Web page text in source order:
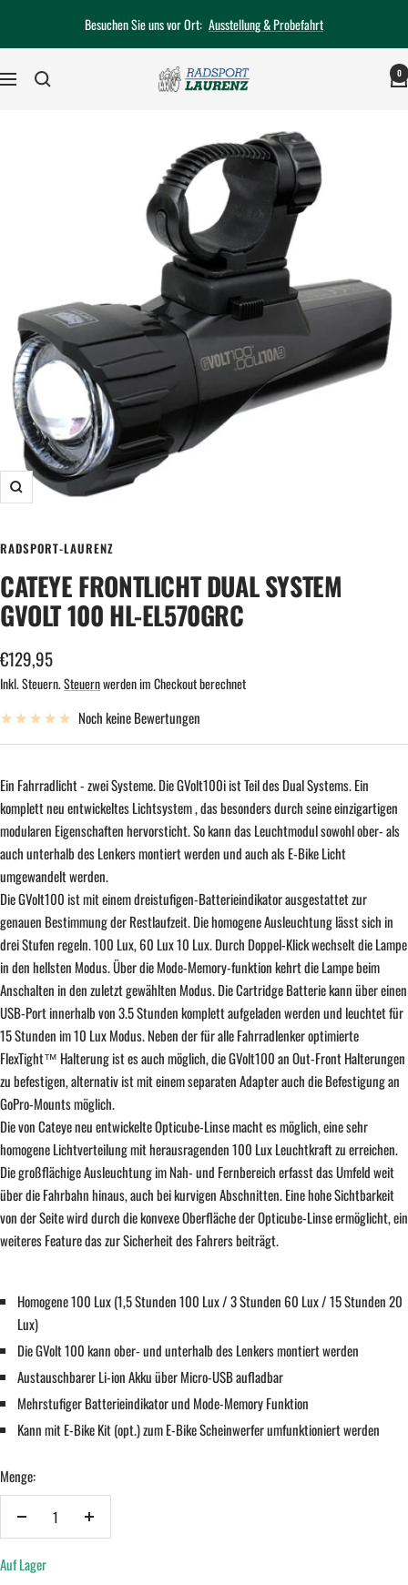
Besuchen Sie uns vor Ort: Ausstellung & Probefahrt
Navigation
Radsport-
0
Zoom
RADSPORT-LAURENZ
CATEYE FRONTLICHT DUAL SYSTEM
GVOLT 100 HL-EL570GRC
Angebotspreis
€129,95
Inkl. Steuern.Steuernwerden im Checkout berechnet
Noch keine Bewertungen
Ein Fahrradlicht - zwei Systeme. Die GVolt100i ist Teil des Dual Systems. Ein
komplett neu entwickeltes Lichtsystem , das besonders durch seine einzigartigen
modularen Eigenschaften hervorsticht. So kann das Leuchtmodul sowohl ober- als
auch unterhalb des Lenkers montiert werden und auch als E-Bike Licht
umgewandelt werden.
Die GVolt100 ist mit einem dreistufigen-Batterieindikator ausgestattet zur
genauen Bestimmung der Restlaufzeit. Die homogene Ausleuchtung lässt sich in
drei Stufen regeln. 100 Lux, 60 Lux 10 Lux. Durch Doppel-Klick wechselt die Lampe
in den hellsten Modus. Über die Mode-Memory-funktion kehrt die Lampe beim
Anschalten in den zuletzt gewählten Modus. Die Cartridge Batterie kann über einen
USB-Port innerhalb von 3.5 Stunden komplett aufgeladen werden und leuchtet für
15 Stunden im 10 Lux Modus. Neben der für alle Fahrradlenker optimierte
FlexTight™ Halterung ist es auch möglich, die GVolt100 an Out-Front Halterungen
zu befestigen, alternativ ist mit einem separaten Adapter auch die Befestigung an
GoPro-Mounts möglich.
Die von Cateye neu entwickelte Opticube-Linse macht es möglich, eine sehr
homogene Lichtverteilung mit herausragenden 100 Lux Leuchtkraft zu erreichen.
Die großflächige Ausleuchtung im Nah- und Fernbereich erfasst das Umfeld weit
über die Fahrbahn hinaus, auch bei kurvigen Abschnitten. Eine hohe Sichtbarkeit
von der Seite wird durch die konvexe Oberfläche der Opticube-Linse ermöglicht, ein
weiteres Feature das zur Sicherheit des Fahrers beiträgt.
Homogene 100 Lux (1,5 Stunden 100 Lux / 3 Stunden 60 Lux / 15 Stunden 20
Lux)
Die GVolt 100 kann ober- und unterhalb des Lenkers montiert werden
Austauschbarer Li-ion Akku über Micro-USB aufladbar
Mehrstufiger Batterieindikator und Mode-Memory Funktion
Kann mit E-Bike Kit (opt.) zum E-Bike Scheinwerfer umfunktioniert werden
Menge:
Menge
Auf Lager